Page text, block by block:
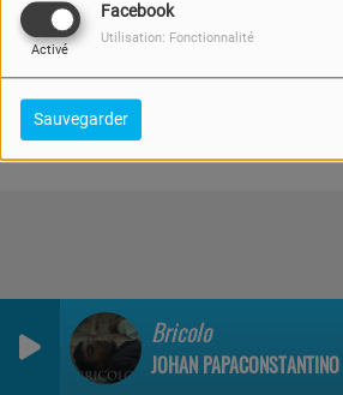
Facebook
Activé
Utilisation: Fonctionnalité
Sauvegarder
Bricolo
JOHAN PAPACONSTANTINO
rencontré une
Il semble que la page que vous